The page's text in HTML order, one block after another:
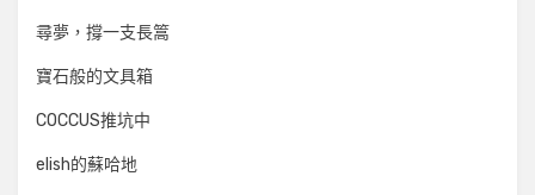
尋夢，撐一支長篙
寶石般的文具箱
COCCUS推坑中
elish的蘇哈地